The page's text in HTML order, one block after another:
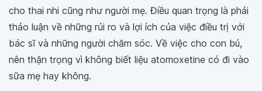
cho thai nhi cũng như người mẹ. Điều quan trọng là phải
thảo luận về những rủi ro và lợi ích của việc điều trị với
bác sĩ và những người chăm sóc. Về việc cho con bú,
nên thận trọng vì không biết liệu atomoxetine có đi vào
sữa mẹ hay không.